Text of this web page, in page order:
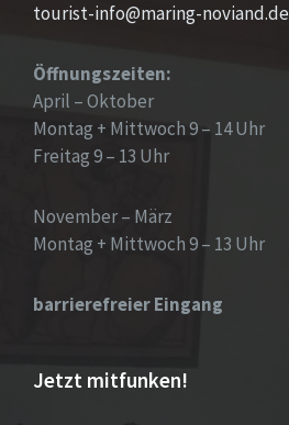
tourist-info@maring-noviand.de
Öffnungszeiten:
April – Oktober
Montag + Mittwoch 9 – 14 Uhr
Freitag 9 – 13 Uhr
November – März
Montag + Mittwoch 9 – 13 Uhr
barrierefreier Eingang
Jetzt mitfunken!